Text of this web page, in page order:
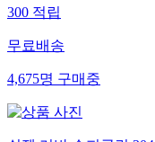
300적립
무료배송
4,675명구매중